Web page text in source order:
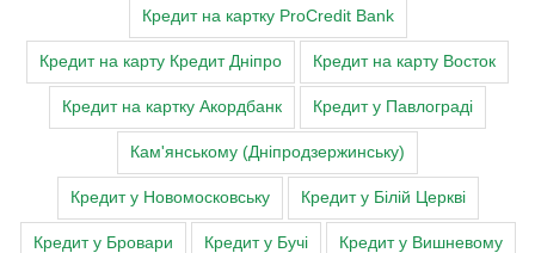
Кредит на картку ProCredit Bank
Кредит на карту Кредит Дніпро Кредит на карту Восток
Кредит на картку Акордбанк Кредит у Павлограді
Кам'янському (Дніпродзержинську)
Кредит у Новомосковську Кредит у Білій Церкві
Кредит у Бровари Кредит у Бучі Кредит у Вишневому